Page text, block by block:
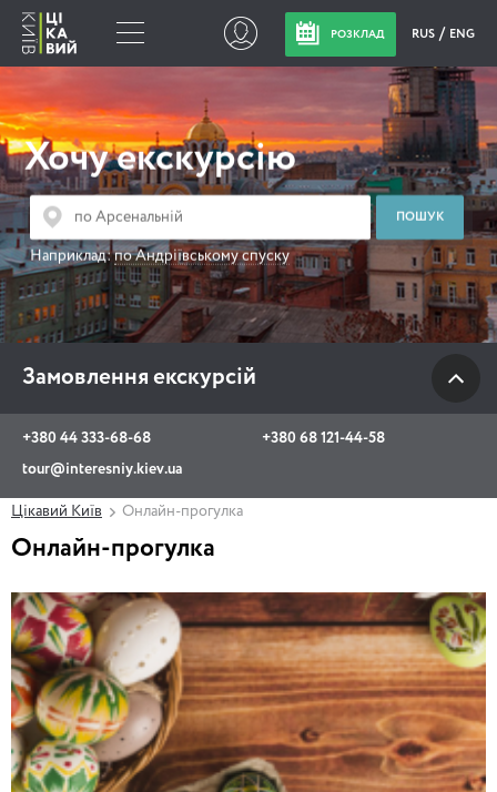
РОЗКЛАД RUS ENG
Хочу екскурсію
Наприклад:по Андріївському спуску
Замовлення екскурсій
+380 44 333-68-68
+380 68 121-44-58
tour@interesniy.kiev.ua
Замовлення
екскурсій
+380 44 333-68-68
+380 68 121-44-58
tour@interesniy.kiev.ua
з 10.00 до 19:30 щоденно
Viber WhatsApp
Цікавий Київ Онлайн-прогулка
Онлайн-прогулка